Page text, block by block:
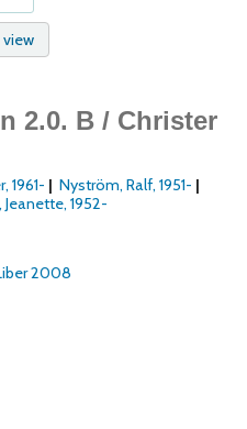
view
2.0. B / Christer
, 1961- Nyström, Ralf, 1951-
Jeanette, 1952-
2008